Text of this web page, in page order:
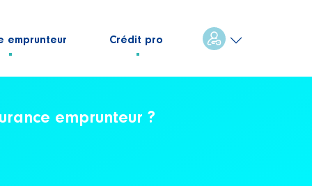
emprunteur Crédit pro
emprunteur ?